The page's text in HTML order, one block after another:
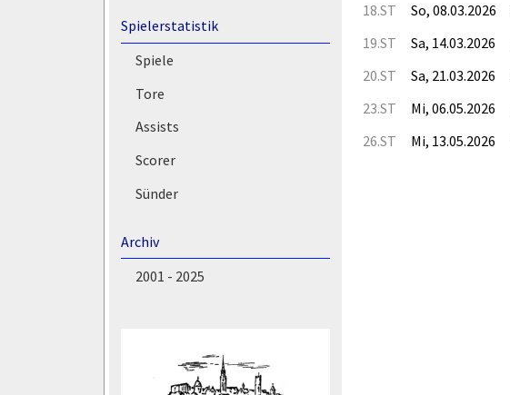
Spielerstatistik
Spiele
Tore
Assists
Scorer
Sünder
Archiv
2001 - 2025
18.ST So, 08.03.2026
19.ST Sa, 14.03.2026
20.ST Sa, 21.03.2026
23.ST Mi, 06.05.2026
26.ST Mi, 13.05.2026